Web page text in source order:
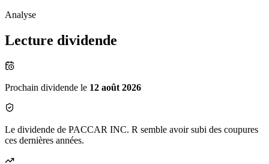
Analyse
Lecture dividende
Prochain dividende le 12 août 2026
Le dividende de PACCAR INC. R semble avoir subi des coupures
ces dernières années.